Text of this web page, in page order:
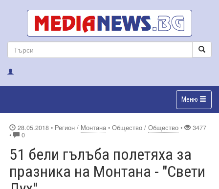
Меню
28.05.2018 • Регион / Монтана • Общество / Общество •
3477
•
0
51 бели гълъба полетяха за
празника на Монтана - "Свети